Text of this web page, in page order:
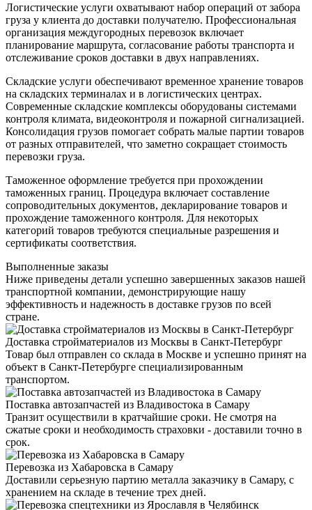
Логистические услуги охватывают набор операций от забора
груза у клиента до доставки получателю. Профессиональная
организация междугородных перевозок включает
планирование маршрута, согласование работы транспорта и
отслеживание сроков доставки в двух направлениях.
Складские услуги обеспечивают временное хранение товаров
на складских терминалах и в логистических центрах.
Современные складские комплексы оборудованы системами
контроля климата, видеоконтроля и пожарной сигнализацией.
Консолидация грузов помогает собрать малые партии товаров
от разных отправителей, что заметно сокращает стоимость
перевозки груза.
Таможенное оформление требуется при прохождении
таможенных границ. Процедура включает составление
сопроводительных документов, декларирование товаров и
прохождение таможенного контроля. Для некоторых
категорий товаров требуются специальные разрешения и
сертификаты соответствия.
Выполненные заказы
Ниже приведены детали успешно завершенных заказов нашей
транспортной компании, демонстрирующие нашу
эффективность и надежность в доставке грузов по всей
стране.
Доставка стройматериалов из Москвы в Санкт-Петербург
Товар был отправлен со склада в Москве и успешно принят на
объект в Санкт-Петербурге специализированным
транспортом.
Поставка автозапчастей из Владивостока в Самару
Транзит осуществили в кратчайшие сроки. Не смотря на
сжатые сроки и необходимость страховки - доставили точно в
срок.
Перевозка из Хабаровска в Самару
Доставили серьезную партию металла заказчику в Самару, с
хранением на складе в течение трех дней.